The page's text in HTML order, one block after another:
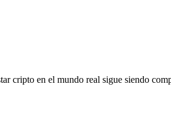
cripto en el mundo real sigue siendo